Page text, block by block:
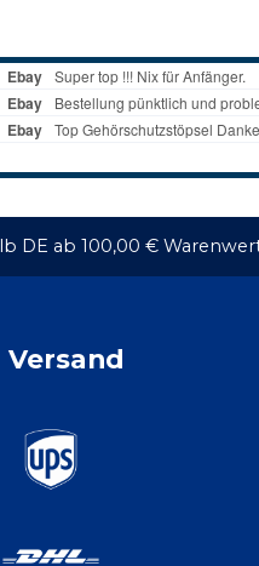
DE ab 100,00 €
Versand